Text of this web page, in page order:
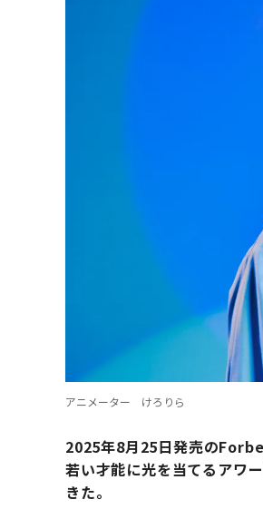
アニメーター けろりら
2025年8月25日発売の
若い才能に光を当てるアワ
きた。